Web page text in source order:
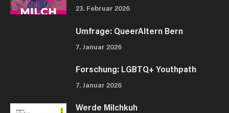
23. Februar 2026
Umfrage: QueerAltern Bern
7. Januar 2026
Forschung: LGBTQ+ Youthpath
7. Januar 2026
Werde Milchkuh